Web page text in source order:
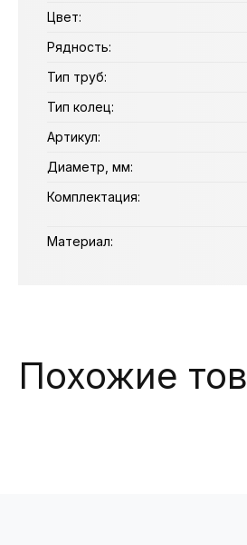
Цвет:
Рядность:
Тип труб:
Тип колец:
Артикул:
Диаметр, мм:
Комплектация:
Материал:
Похожие